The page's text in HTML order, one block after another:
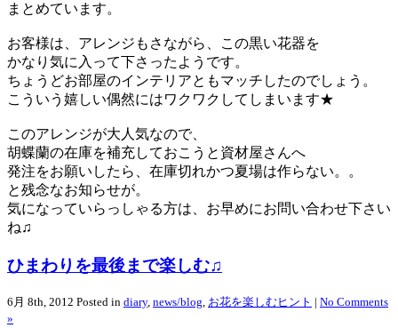
まとめています。
お客様は、アレンジもさながら、この黒い花器を
かなり気に入って下さったようです。
ちょうどお部屋のインテリアともマッチしたのでしょう。
こういう嬉しい偶然にはワクワクしてしまいます★
このアレンジが大人気なので、
胡蝶蘭の在庫を補充しておこうと資材屋さんへ
発注をお願いしたら、在庫切れかつ夏場は作らない。。
と残念なお知らせが。
気になっていらっしゃる方は、お早めにお問い合わせ下さい
ね♫
ひまわりを最後まで楽しむ♫
6月 8th, 2012 Posted in diary, news/blog, お花を楽しむヒント | No Comments
»